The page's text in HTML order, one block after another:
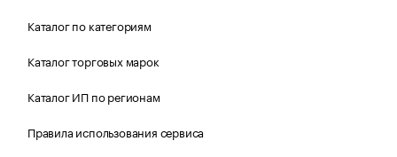
Каталог по категориям
Каталог торговых марок
Каталог ИП по регионам
Правила использования сервиса